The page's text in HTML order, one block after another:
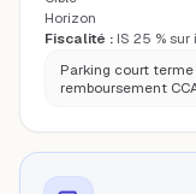
Horizon
Fiscalité : IS 25 %
Parking court terme
remboursement